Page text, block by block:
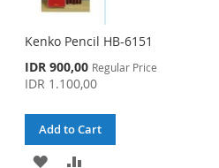
Kenko Pencil HB-6151
Special
Price
IDR 900,00 Regular Price
IDR 1.100,00
Add to Cart
ADD